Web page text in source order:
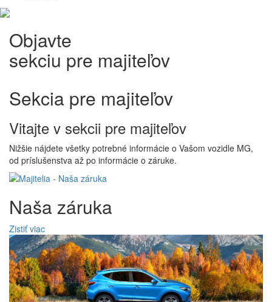
Objavte
sekciu pre majiteľov
Sekcia pre majiteľov
Vitajte v sekcii pre majiteľov
Nižšie nájdete všetky potrebné informácie o Vašom vozidle MG,
od príslušenstva až po informácie o záruke.
Naša záruka
Zistiť viac